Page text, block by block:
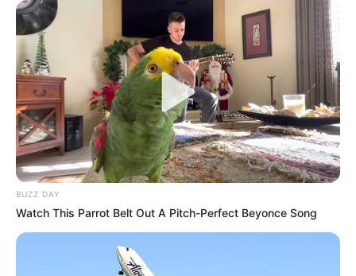
BUZZ DAY
Watch This Parrot Belt Out A Pitch-Perfect Beyonce Song